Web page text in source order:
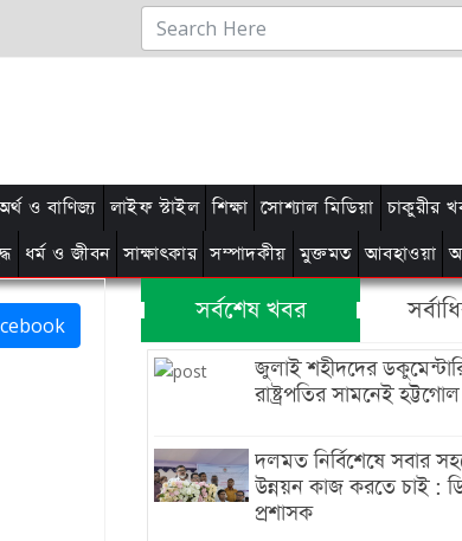
ও বাণিজ্য লাইফ স্টাইল শিক্ষা সোশ্যাল মিডিয়া চাকুরীর
ধর্ম ও জীবন সাক্ষাৎকার সম্পাদকীয় মুক্তমত আবহাওয়া
সর্বশেষ খবর
জুলাই শহীদদের
রাষ্ট্রপতির সামনেই হট্টগোল
দলমত নির্বিশেষে সবার
উন্নয়ন কাজ করতে চাই :
প্রশাসক